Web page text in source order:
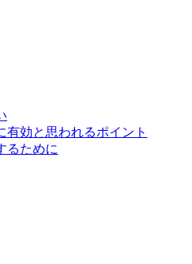
効と思われるポイント
るために